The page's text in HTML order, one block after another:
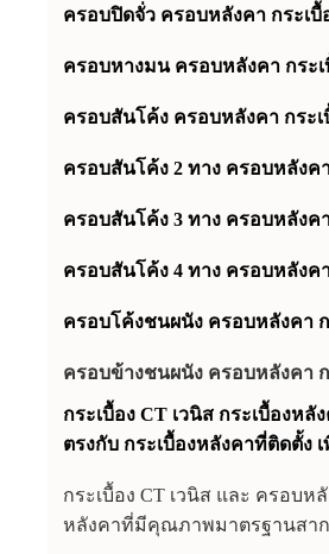
ครอบปิดจั่ว ครอบหลังคา กระเบื้
ครอบหางมน ครอบหลังคา กระเ
ครอบสันโค้ง ครอบหลังคา กระเ
ครอบสันโค้ง 2 ทาง ครอบหลังค
ครอบสันโค้ง 3 ทาง ครอบหลังค
ครอบสันโค้ง 4 ทาง ครอบหลังค
ครอบโค้งชนผนัง ครอบหลังคา ก
ครอบข้างชนผนัง ครอบหลังคา ก
กระเบื้อง CT เวนิส กระเบื้องห
ตรงกับ กระเบื้องหลังคาที่ติดตั้ง
กระเบื้อง CT เวนิส และ ครอบห
หลังคาที่มีคุณภาพมาตรฐานสา